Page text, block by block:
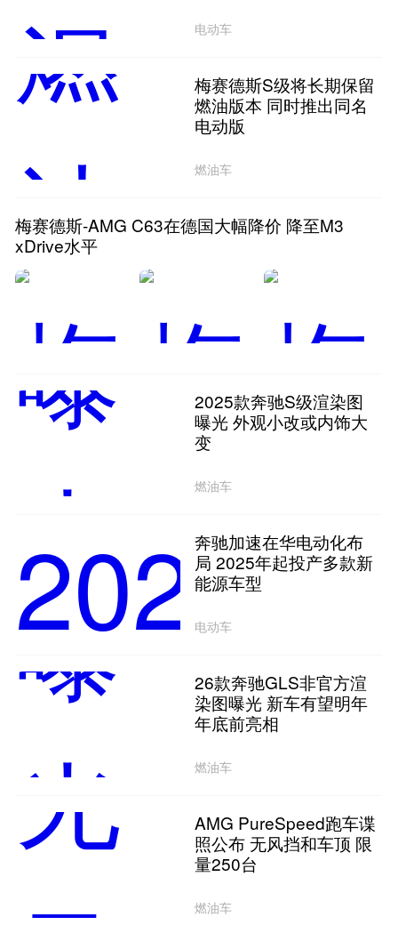
电动车
梅赛德斯S级将长期保留
燃油版本 同时推出同名
电动版
燃油车
梅赛德斯-AMG C63在德国大幅降价 降至M3
xDrive水平
2025款奔驰S级渲染图
曝光 外观小改或内饰大
变
燃油车
奔驰加速在华电动化布
局 2025年起投产多款新
能源车型
电动车
26款奔驰GLS非官方渲
染图曝光 新车有望明年
年底前亮相
燃油车
AMG PureSpeed跑车谍
照公布 无风挡和车顶 限
量250台
燃油车